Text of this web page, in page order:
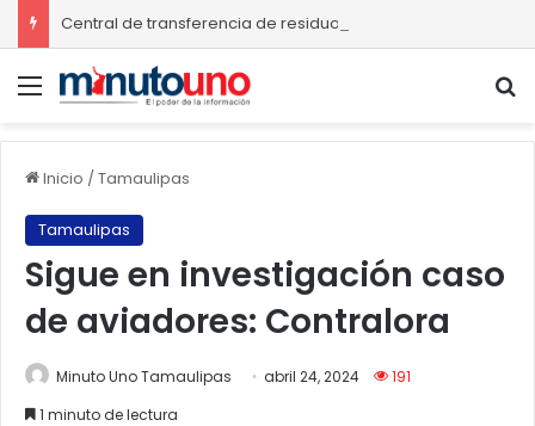
Menú
Inicio /Tamaulipas
Tamaulipas
Sigue en investigación caso
de aviadores: Contralora
Minuto Uno Tamaulipas abril 24, 2024
191
1 minuto de lectura